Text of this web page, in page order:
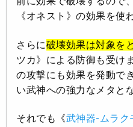
《オネスト》の効果を使
さらに破壊効果は対象を
ツカ》による防御も受け
の攻撃にも効果を発動で
い武神への強力なメタと
それでも《武神器-ムラク